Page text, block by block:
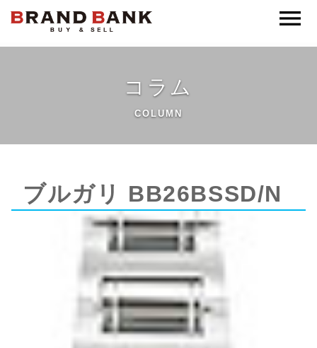
ブランドバンク公式
コラム
COLUMN
ブルガリ BB26BSSD/N